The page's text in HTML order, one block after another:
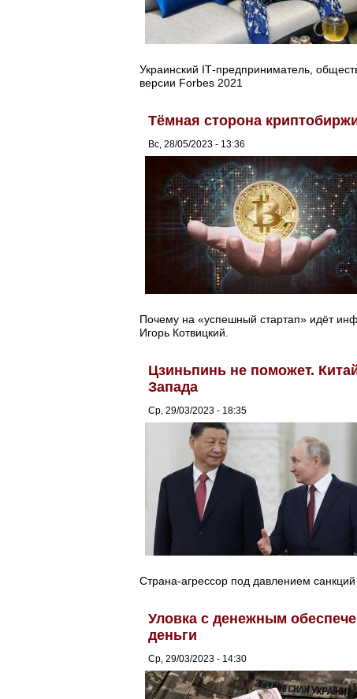
Украинский ІТ-предприниматель,
версии Forbes 2021
Тёмная сторона
Вс, 28/05/2023 - 13:36
Почему на «успешный стартап» идёт
Игорь Котвицкий.
Цзиньпинь не поможет.
Запада
Ср, 29/03/2023 - 18:35
Страна-агрессор под давлением санкций
Уловка с денежным
деньги
Ср, 29/03/2023 - 14:30